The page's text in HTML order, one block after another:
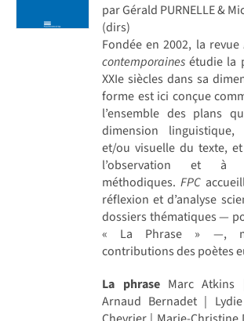
par Gérald PURNELLE &
(dirs)
Fondée en 2002, la revue
contemporaines étudie la
XXIe siècles dans sa
forme est ici conçue
l’ensemble des plans
dimension linguistique,
et/ou visuelle du texte,
l’observation et à
méthodiques. FPC
réflexion et d’analyse
dossiers thématiques —
« La Phrase » —,
contributions des poètes
La phraseMarc Atkins
Arnaud Bernadet |